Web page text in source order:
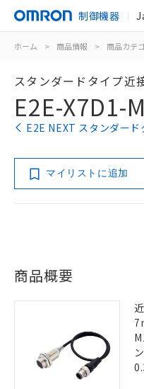
制御機器
ホーム > 商品情報 > 商品カテ
スタンダードタイプ近
E2E-X7D1-
E2E NEXT スタンダー
マイリストに追加
商品概要